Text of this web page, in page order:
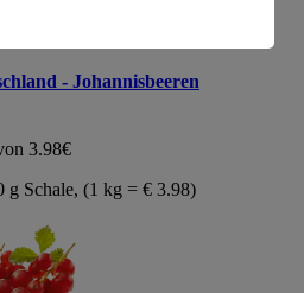
- Johannisbeeren
3.98€
g Schale, (1 kg = € 3.98)
der Seite findest du